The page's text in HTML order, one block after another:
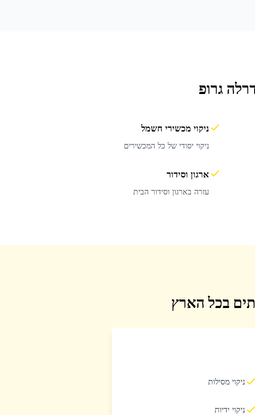
גרופ
ניקוי מכשירי חשמל
ניקוי יסודי של כל המכשירים
ארגון וסידור
עזרה בארגון וסידור הבית
בכל הארץ
ניקוי מסילות
ניקוי ידיות